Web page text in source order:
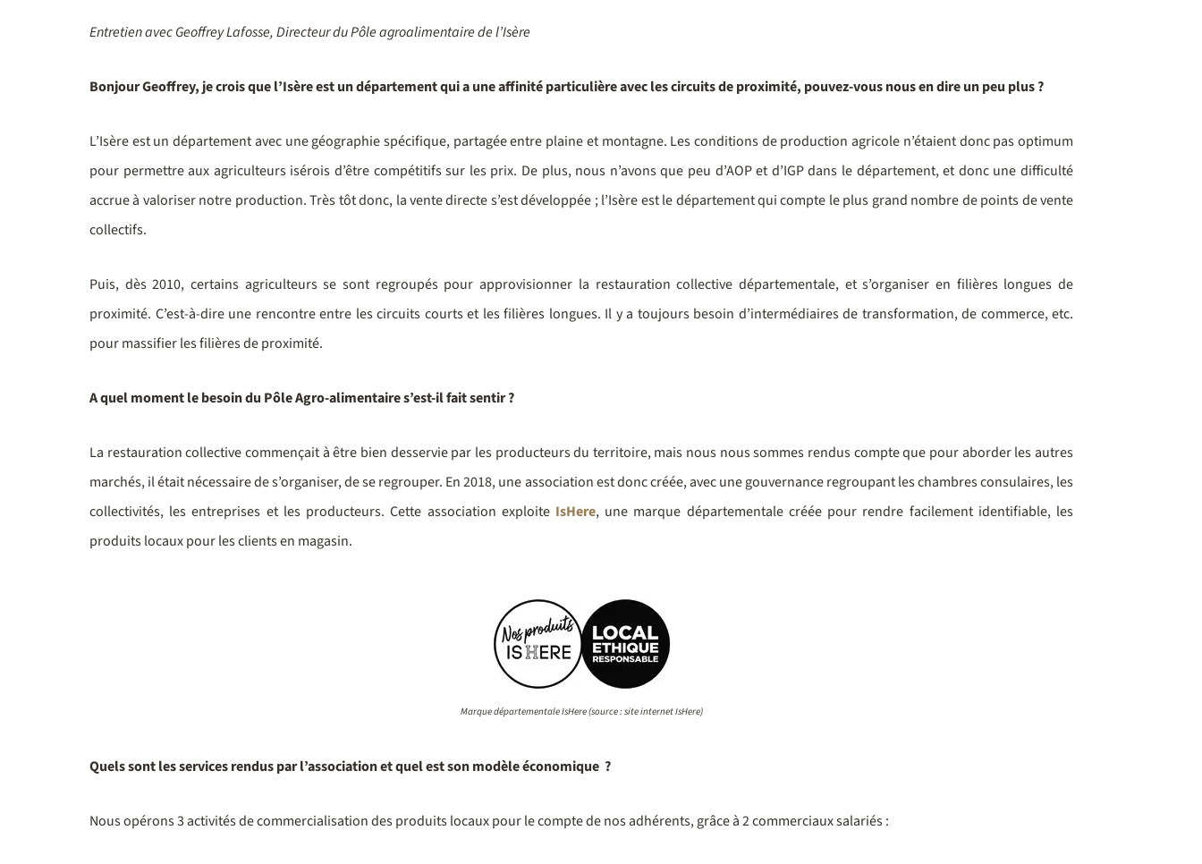
Entretien avec Geoffrey Lafosse, Directeur du Pôle agroalimentaire de l’Isère
Bonjour Geoffrey, je crois que l’Isère est un département qui a une affinité particulière avec les circuits de proximité, pouvez-vous nous en dire un peu plus ?
L’Isère est un département avec une géographie spécifique, partagée entre plaine et montagne. Les conditions de production agricole n’étaient donc pas optimum
pour permettre aux agriculteurs isérois d’être compétitifs sur les prix. De plus, nous n’avons que peu d’AOP et d’IGP dans le département, et donc une difficulté
accrue à valoriser notre production. Très tôt donc, la vente directe s’est développée ; l’Isère est le département qui compte le plus grand nombre de points de vente
collectifs.
Puis, dès 2010, certains agriculteurs se sont regroupés pour approvisionner la restauration collective départementale, et s’organiser en filières longues de
proximité. C’est-à-dire une rencontre entre les circuits courts et les filières longues. Il y a toujours besoin d’intermédiaires de transformation, de commerce, etc.
pour massifier les filières de proximité.
A quel moment le besoin du Pôle Agro-alimentaire s’est-il fait sentir ?
La restauration collective commençait à être bien desservie par les producteurs du territoire, mais nous nous sommes rendus compte que pour aborder les autres
marchés, il était nécessaire de s’organiser, de se regrouper. En 2018, une association est donc créée, avec une gouvernance regroupant les chambres consulaires, les
collectivités, les entreprises et les producteurs. Cette association exploiteIsHere, une marque départementale créée pour rendre facilement identifiable, les
produits locaux pour les clients en magasin.
Marque départementale IsHere (source : site internet IsHere)
Quels sont les services rendus par l’association et quel est son modèle économique ?
Nous opérons 3 activités de commercialisation des produits locaux pour le compte de nos adhérents, grâce à 2 commerciaux salariés :